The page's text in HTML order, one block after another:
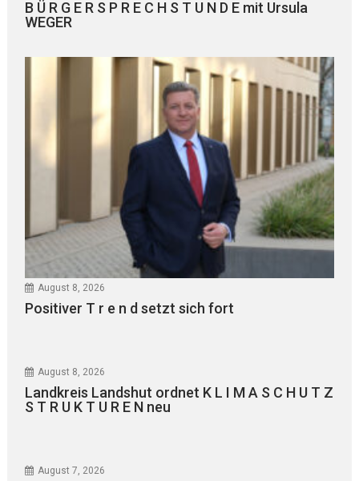
B Ü R G E R S P R E C H S T U N D E mit Ursula
WEGER
August 8, 2026
Positiver T r e n d setzt sich fort
August 8, 2026
Landkreis Landshut ordnet K L I M A S C H U T Z
S T R U K T U R E N neu
August 7, 2026